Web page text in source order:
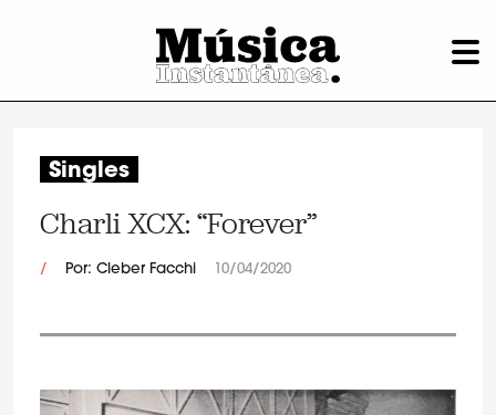
Singles
Charli XCX: “Forever”
/ Por: Cleber Facchi 10/04/2020